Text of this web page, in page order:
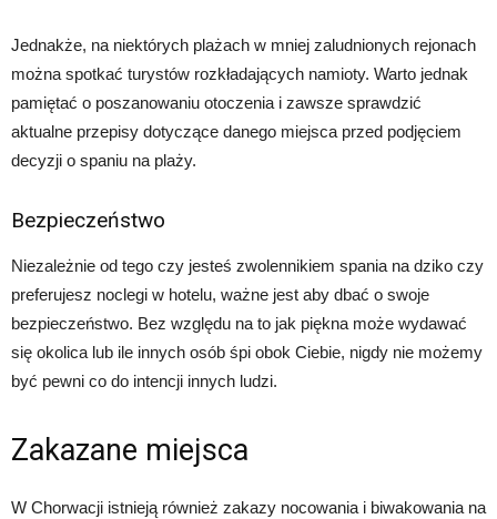
Jednakże, na niektórych plażach w mniej zaludnionych rejonach
można spotkać turystów rozkładających namioty. Warto jednak
pamiętać o poszanowaniu otoczenia i zawsze sprawdzić
aktualne przepisy dotyczące danego miejsca przed podjęciem
decyzji o spaniu na plaży.
Bezpieczeństwo
Niezależnie od tego czy jesteś zwolennikiem spania na dziko czy
preferujesz noclegi w hotelu, ważne jest aby dbać o swoje
bezpieczeństwo. Bez względu na to jak piękna może wydawać
się okolica lub ile innych osób śpi obok Ciebie, nigdy nie możemy
być pewni co do intencji innych ludzi.
Zakazane miejsca
W Chorwacji istnieją również zakazy nocowania i biwakowania na